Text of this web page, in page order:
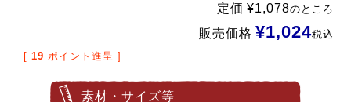
定価 ¥1,078のところ
販売価格 ¥1,024税込
[ 19 ポイント進呈 ]
素材・サイズ等